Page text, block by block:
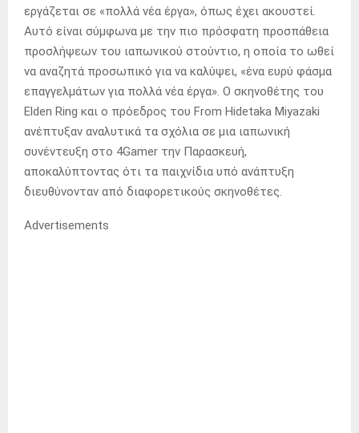
εργάζεται σε «πολλά νέα έργα», όπως έχει ακουστεί.
Αυτό είναι σύμφωνα με την πιο πρόσφατη προσπάθεια
προσλήψεων του ιαπωνικού στούντιο, η οποία το ωθεί
να αναζητά προσωπικό για να καλύψει, «ένα ευρύ φάσμα
επαγγελμάτων για πολλά νέα έργα». Ο σκηνοθέτης του
Elden Ring και ο πρόεδρος του From Hidetaka Miyazaki
ανέπτυξαν αναλυτικά τα σχόλια σε μια ιαπωνική
συνέντευξη στο 4Gamer την Παρασκευή,
αποκαλύπτοντας ότι τα παιχνίδια υπό ανάπτυξη
διευθύνονταν από διαφορετικούς σκηνοθέτες.
Advertisements